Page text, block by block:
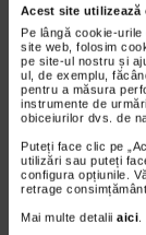
Acest site utilizează
Pe lângă cookie-
site web, folosim
pe site-ul nostru și
ul, de exemplu,
pentru a măsura
instrumente de
obiceiurilor dvs. de
Puteți face clic pe
utilizări sau puteți
configura opțiunile.
retrage
Mai multe detalii aici.
ameliora
timp.
Daca aveti o
in care
se agraveaza
Nu trebuie sa
lunga de 3 zile.
agraveaza sau
Adulti: Luati 1
maxim 3 ori pe